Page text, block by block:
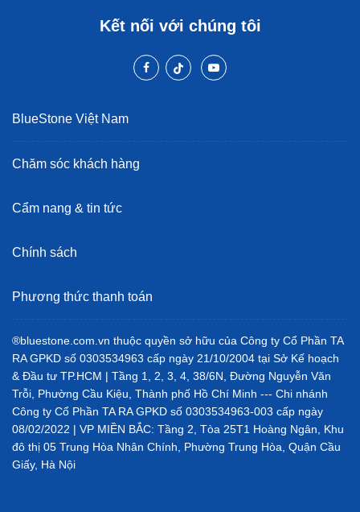
Kết nối với chúng tôi
BlueStone Việt Nam
Chăm sóc khách hàng
Cẩm nang & tin tức
Chính sách
Phương thức thanh toán
®bluestone.com.vn thuộc quyền sở hữu của Công ty Cổ Phần TA
RA GPKD số 0303534963 cấp ngày 21/10/2004 tại Sở Kế hoạch
& Đầu tư TP.HCM | Tầng 1, 2, 3, 4, 38/6N, Đường Nguyễn Văn
Trỗi, Phường Cầu Kiệu, Thành phố Hồ Chí Minh --- Chi nhánh
Công ty Cổ Phần TA RA GPKD số 0303534963-003 cấp ngày
08/02/2022 | VP MIỀN BẮC: Tầng 2, Tòa 25T1 Hoàng Ngân, Khu
đô thị 05 Trung Hòa Nhân Chính, Phường Trung Hòa, Quận Cầu
Giấy, Hà Nội